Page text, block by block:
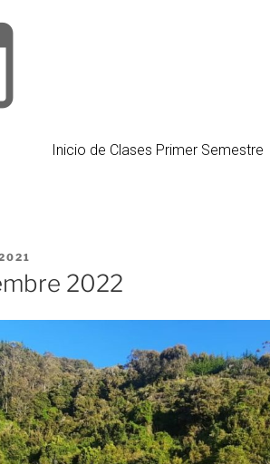
Inicio de Clases Primer Semestre
2022